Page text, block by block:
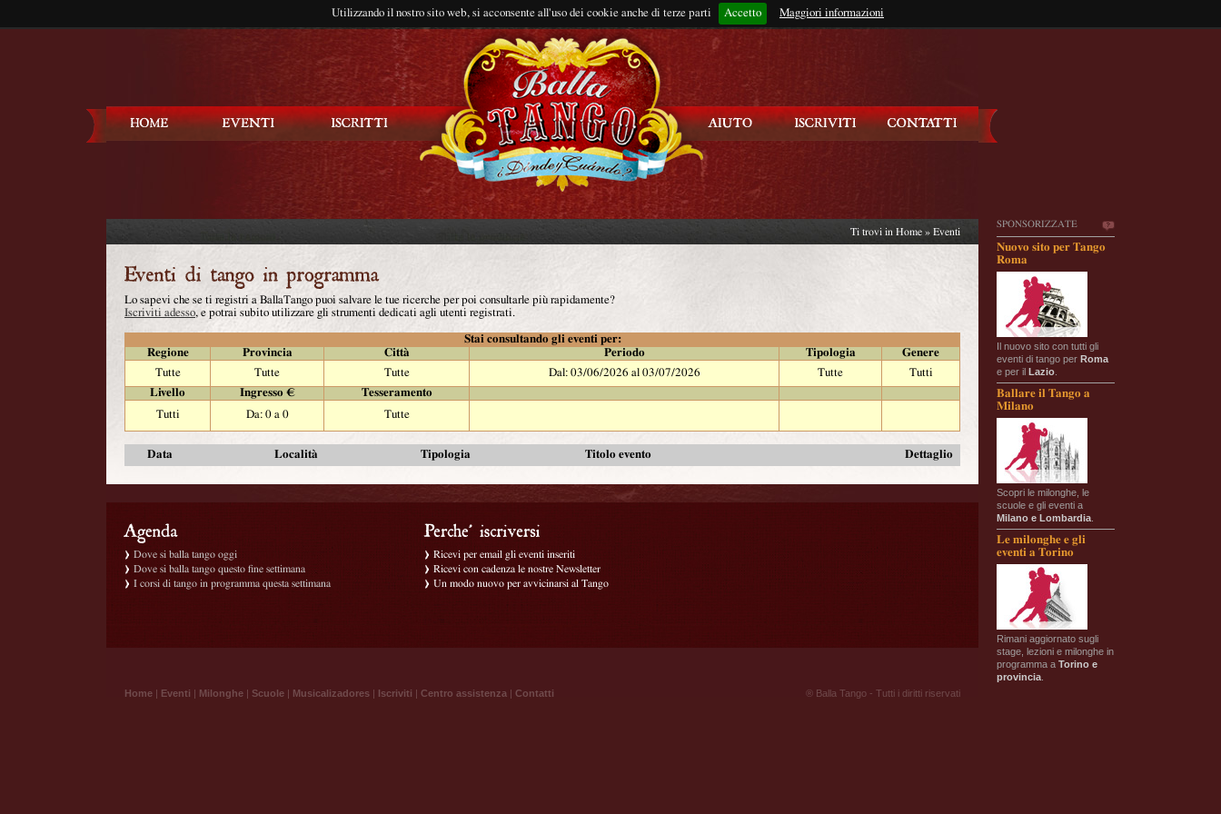
Utilizzando il nostro sito web, si acconsente all'uso dei cookie anche di terze parti Accetto Maggiori informazioni
Rimani connesso?
SPONSORIZZATE
Nuovo sito per Tango
Roma
Il nuovo sito con tutti gli
eventi di tango per Roma
e per il Lazio
Ballare il Tango a
Milano
Scopri le milonghe, le
scuole e gli eventi a
Milano e Lombardia
Le milonghe e gli
eventi a Torino
Rimani aggiornato sugli
stage, lezioni e milonghe in
programma a Torino e
provincia
Ti trovi in Home » Eventi
Lo sapevi che se ti registri a BallaTango puoi salvare le tue ricerche per poi consultarle più rapidamente?
Iscriviti adesso, e potrai subito utilizzare gli strumenti dedicati agli utenti registrati.
Stai consultando gli eventi per:
Regione
Provincia Città Periodo Tipologia
Genere
Tutte
Tutte Tutte Dal: 03/06/2026 al 03/07/2026 Tutte
Tutti
Livello
Ingresso €
Tesseramento
Tutti
Da: 0 a 0 Tutte
Data Località Tipologia Titolo evento Dettaglio
Dove si balla tango oggi
Dove si balla tango questo fine settimana
I corsi di tango in programma questa settimana
Ricevi per email gli eventi inseriti
Ricevi con cadenza le nostre Newsletter
Un modo nuovo per avvicinarsi al Tango
Home | Eventi | Milonghe | Scuole | Musicalizadores | Iscriviti | Centro assistenza | Contatti ® Balla Tango - Tutti i diritti riservati